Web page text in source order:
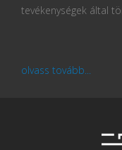
tevékenységek által
olvass tovább...